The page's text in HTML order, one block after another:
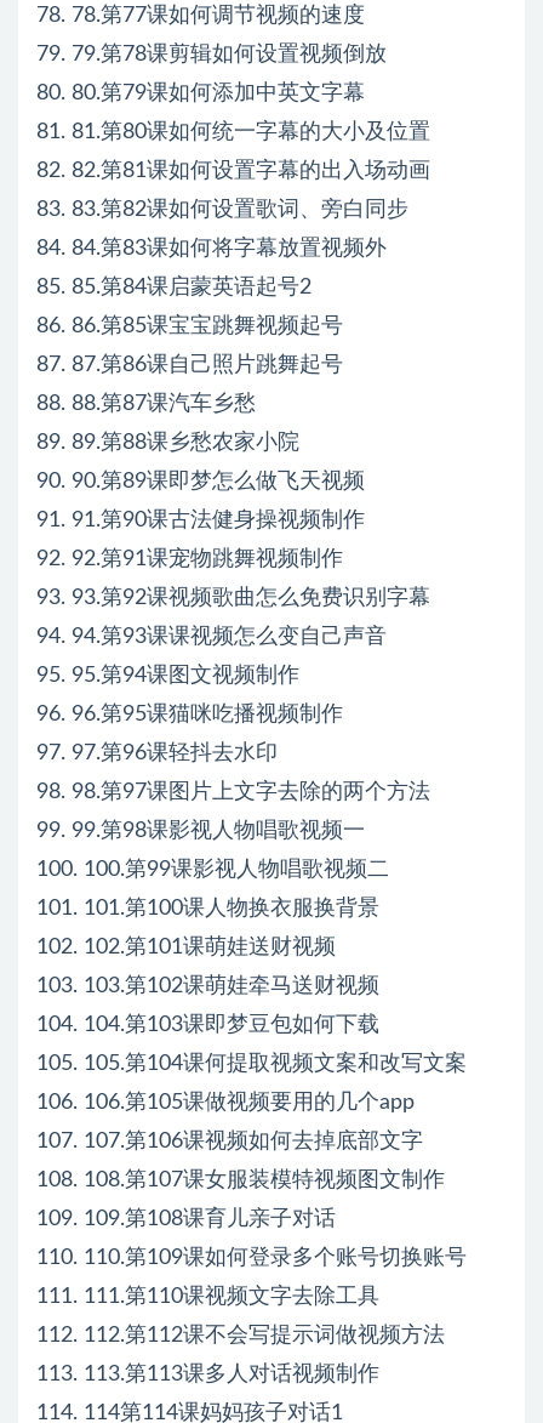
78. 78.第77课如何调节视频的速度
79. 79.第78课剪辑如何设置视频倒放
80. 80.第79课如何添加中英文字幕
81. 81.第80课如何统一字幕的大小及位置
82. 82.第81课如何设置字幕的出入场动画
83. 83.第82课如何设置歌词、旁白同步
84. 84.第83课如何将字幕放置视频外
85. 85.第84课启蒙英语起号2
86. 86.第85课宝宝跳舞视频起号
87. 87.第86课自己照片跳舞起号
88. 88.第87课汽车乡愁
89. 89.第88课乡愁农家小院
90. 90.第89课即梦怎么做飞天视频
91. 91.第90课古法健身操视频制作
92. 92.第91课宠物跳舞视频制作
93. 93.第92课视频歌曲怎么免费识别字幕
94. 94.第93课课视频怎么变自己声音
95. 95.第94课图文视频制作
96. 96.第95课猫咪吃播视频制作
97. 97.第96课轻抖去水印
98. 98.第97课图片上文字去除的两个方法
99. 99.第98课影视人物唱歌视频一
100. 100.第99课影视人物唱歌视频二
101. 101.第100课人物换衣服换背景
102. 102.第101课萌娃送财视频
103. 103.第102课萌娃牵马送财视频
104. 104.第103课即梦豆包如何下载
105. 105.第104课何提取视频文案和改写文案
106. 106.第105课做视频要用的几个app
107. 107.第106课视频如何去掉底部文字
108. 108.第107课女服装模特视频图文制作
109. 109.第108课育儿亲子对话
110. 110.第109课如何登录多个账号切换账号
111. 111.第110课视频文字去除工具
112. 112.第112课不会写提示词做视频方法
113. 113.第113课多人对话视频制作
114. 114第114课妈妈孩子对话1